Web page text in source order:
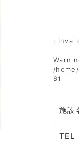
:
/
81
施設
TEL